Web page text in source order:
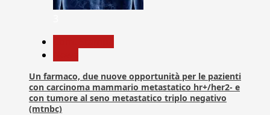
Un farmaco, due nuove opportunità per le pazienti
con carcinoma mammario metastatico hr+/her2- e
con tumore al seno metastatico triplo negativo
(mtnbc)